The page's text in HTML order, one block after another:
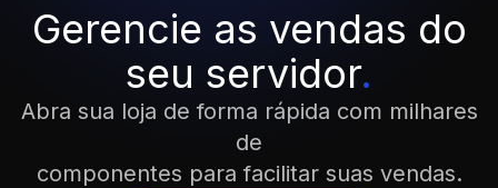
Gerencie as vendas do
seu servidor.
Abra sua loja de forma rápida com milhares
de
componentes para facilitar suas vendas.